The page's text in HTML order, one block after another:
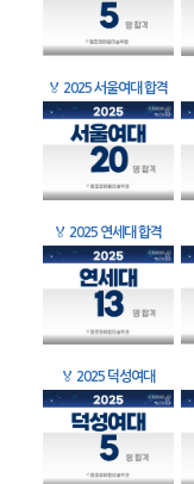
🏅 2025 서울여대 합격
🏅 2025 연세대 합격
🏅 2025 덕성여대